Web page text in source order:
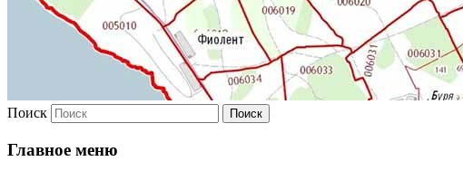
Поиск
Главное меню